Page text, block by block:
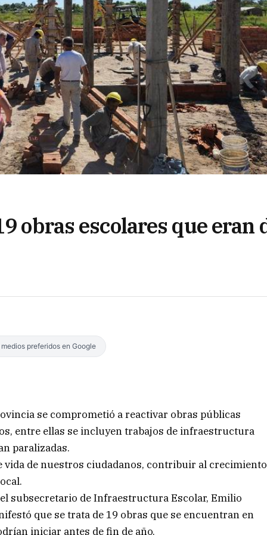
obras escolares que eran
preferidos en Google
se comprometió a reactivar obras públicas
entre ellas se incluyen trabajos de infraestructura
paralizadas.
de nuestros ciudadanos, contribuir al crecimiento
subsecretario de Infraestructura Escolar, Emilio
que se trata de 19 obras que se encuentran en
iniciar antes de fin de año.